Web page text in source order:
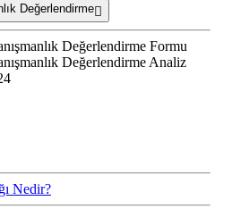
Değerlendirme
Değerlendirme Formu
Değerlendirme Analiz
Nedir?